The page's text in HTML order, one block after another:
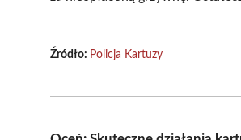
Źródło: Policja Kartuzy